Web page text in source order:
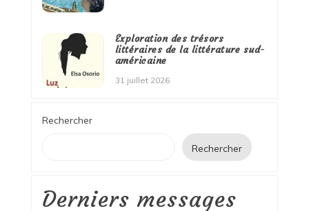
Exploration des trésors
littéraires de la littérature sud-
américaine
31 juillet 2026
Rechercher
Rechercher
Derniers messages